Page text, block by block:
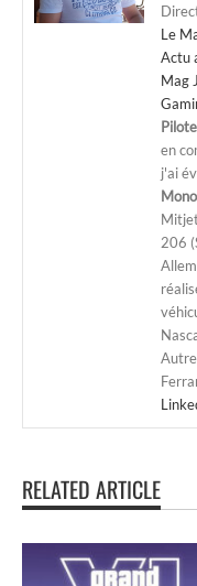
Le
Actu
Mag
en
j'ai
206
RELATED ARTICLE